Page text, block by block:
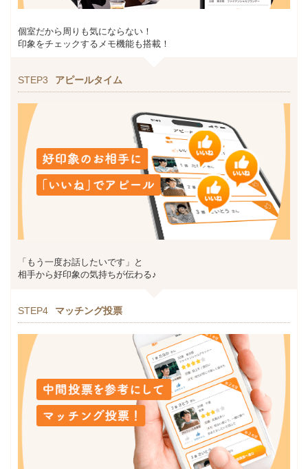
個室だから周りも気にならない！
印象をチェックするメモ機能も搭載！
STEP3 アピールタイム
「もう一度お話したいです」と
相手から好印象の気持ちが伝わる♪
STEP4 マッチング投票